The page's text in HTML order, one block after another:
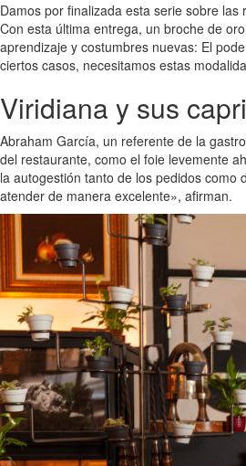
Damos por finalizada esta serie sobre
Con esta última entrega, un broche de
aprendizaje y costumbres nuevas: El
ciertos casos, necesitamos estas
Viridiana y sus
Abraham García, un referente de la
del restaurante, como el foie levemente
la autogestión tanto de los pedidos
atender de manera excelente», afirman.